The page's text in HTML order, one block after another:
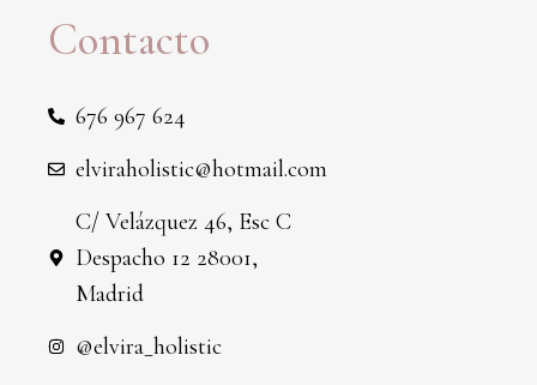
Contacto
676 967 624
elviraholistic@hotmail.com
C/ Velázquez 46, Esc C
Despacho 12 28001,
Madrid
@elvira_holistic